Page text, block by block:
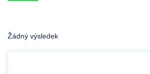
Žádný výsledek